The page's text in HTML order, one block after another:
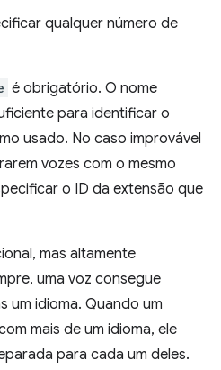
qualquer número de
é obrigatório. O nome
para identificar o
usado. No caso improvável
vozes com o mesmo
o ID da extensão que
mas altamente
uma voz consegue
um idioma. Quando um
mais de um idioma, ele
para cada um deles.